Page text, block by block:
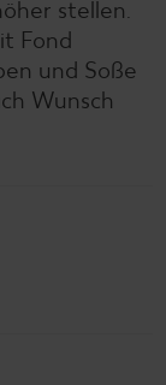
stellen.
Fond
und Soße
Wunsch